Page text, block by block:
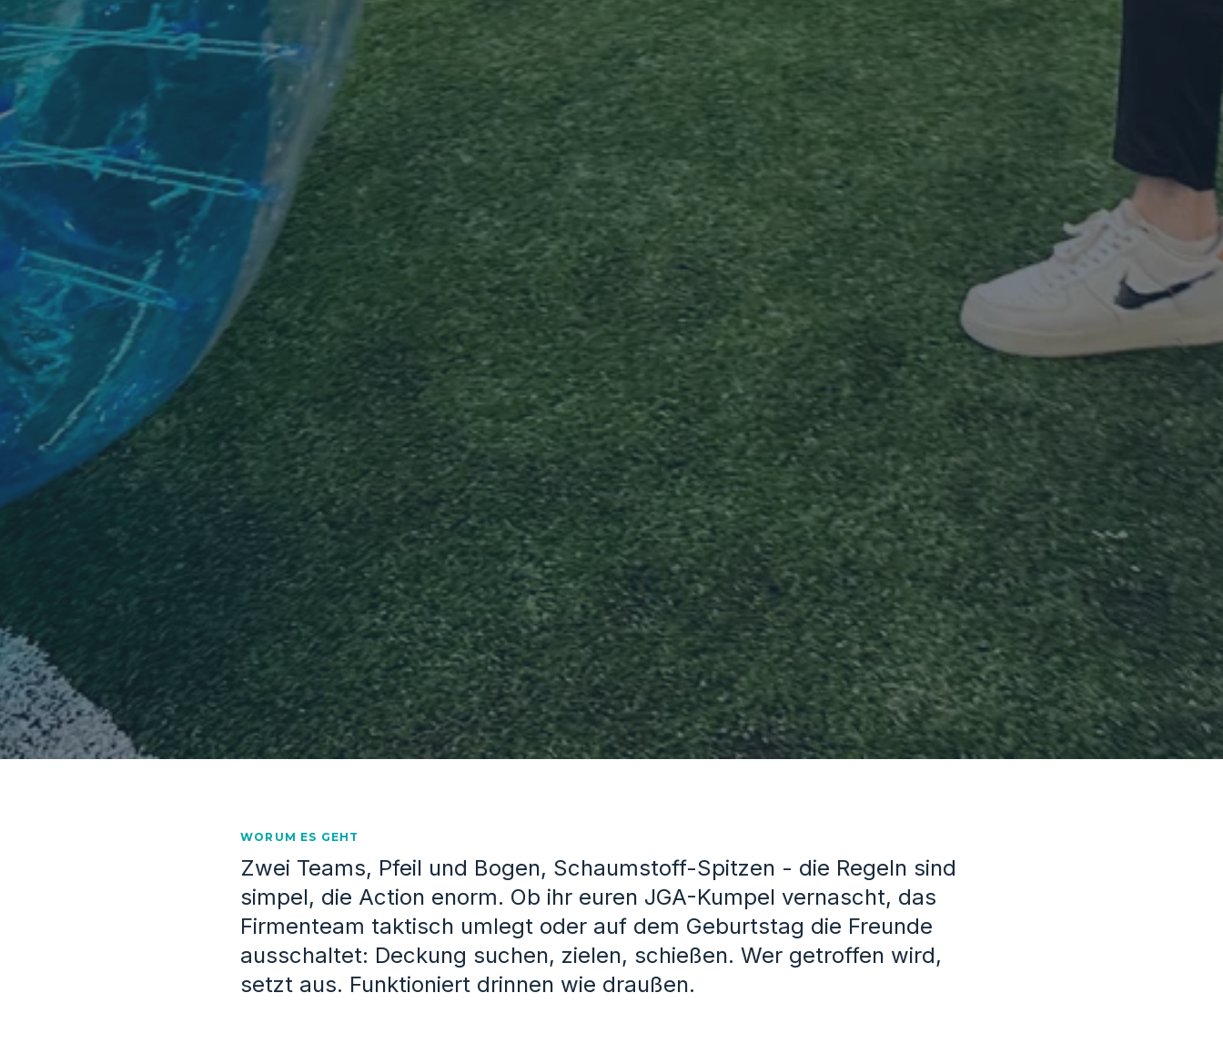
WORUM ES GEHT
Zwei Teams, Pfeil und Bogen, Schaumstoff-Spitzen - die Regeln sind
simpel, die Action enorm. Ob ihr euren JGA-Kumpel vernascht, das
Firmenteam taktisch umlegt oder auf dem Geburtstag die Freunde
ausschaltet: Deckung suchen, zielen, schießen. Wer getroffen wird,
setzt aus. Funktioniert drinnen wie draußen.